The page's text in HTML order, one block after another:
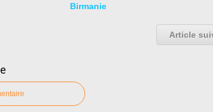
Birmanie
Article